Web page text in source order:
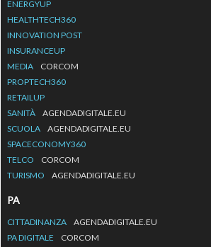
ENERGYUP
HEALTHTECH360
INNOVATION POST
INSURANCEUP
MEDIA
CORCOM
PROPTECH360
RETAILUP
SANITÀ
AGENDADIGITALE.EU
SCUOLA
AGENDADIGITALE.EU
SPACECONOMY360
TELCO
CORCOM
TURISMO
AGENDADIGITALE.EU
PA
CITTADINANZA
AGENDADIGITALE.EU
PA DIGITALE
CORCOM